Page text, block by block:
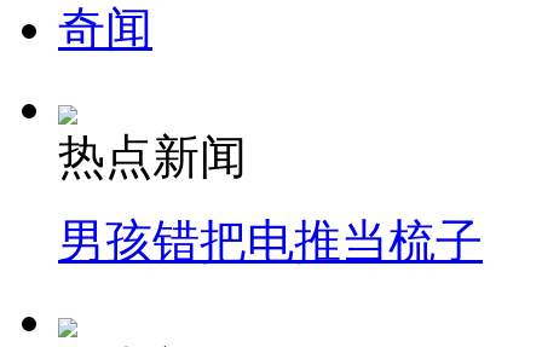
纽约上演“枕头大战”
司机酒驾遇交警 急速倒车逃窜
奇闻
热点新闻
男孩错把电推当梳子